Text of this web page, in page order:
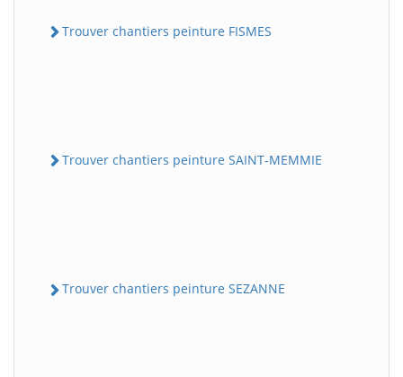
Trouver chantiers peinture FISMES
Trouver chantiers peinture SAINT-MEMMIE
Trouver chantiers peinture SEZANNE